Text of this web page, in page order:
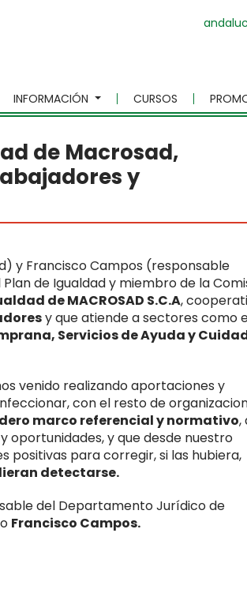
INFORMACIÓN CURSOS
de Macrosad,
y
y Francisco Campos (responsable
de Igualdad y miembro de la
de MACROSAD S.C.A,
y que atiende a sectores como
Servicios de Ayuda y
venido realizando aportaciones y
con el resto de
marco referencial y normativo,
oportunidades, y que desde nuestro
para corregir, si las hubiera,
detectarse.
del Departamento Jurídico de
Francisco Campos.